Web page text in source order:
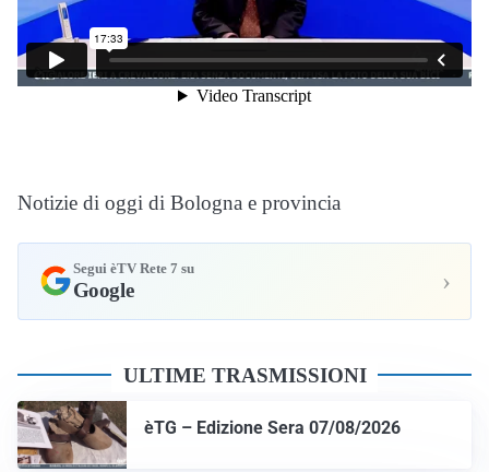
Notizie di oggi di Bologna e provincia
Segui èTV Rete 7 su
Google ›
ULTIME TRASMISSIONI
èTG – Edizione Sera 07/08/2026